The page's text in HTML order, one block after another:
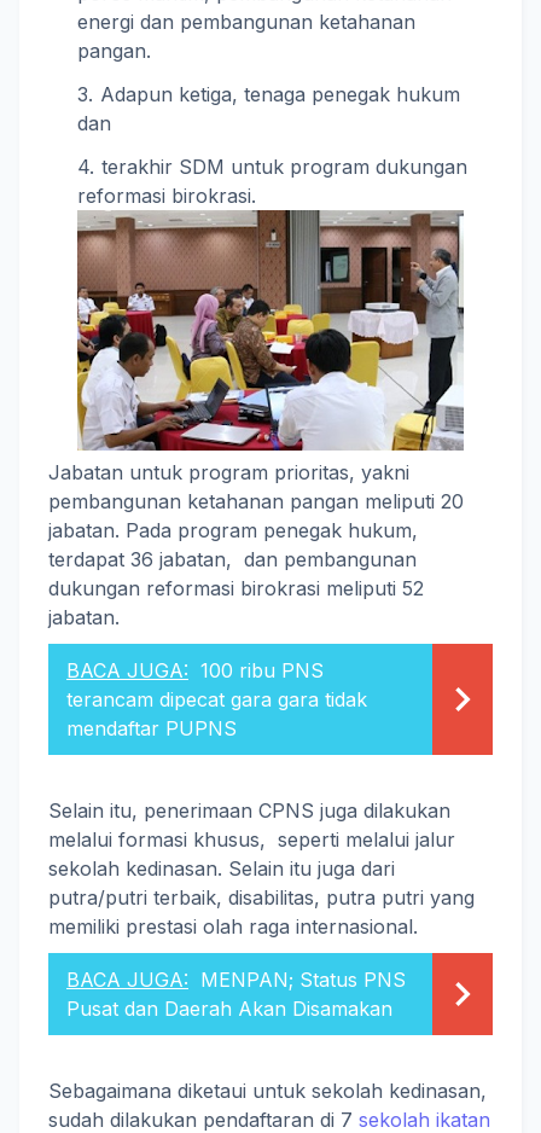
energi dan pembangunan ketahanan
pangan.
Adapun ketiga, tenaga penegak hukum
dan
terakhir SDM untuk program dukungan
reformasi birokrasi.
Jabatan untuk program prioritas, yakni
pembangunan ketahanan pangan meliputi 20
jabatan. Pada program penegak hukum,
terdapat 36 jabatan, dan pembangunan
dukungan reformasi birokrasi meliputi 52
jabatan.
BACA JUGA: 100 ribu PNS
terancam dipecat gara gara tidak
mendaftar PUPNS
Selain itu, penerimaan CPNS juga dilakukan
melalui formasi khusus, seperti melalui jalur
sekolah kedinasan. Selain itu juga dari
putra/putri terbaik, disabilitas, putra putri yang
memiliki prestasi olah raga internasional.
BACA JUGA: MENPAN; Status PNS
Pusat dan Daerah Akan Disamakan
Sebagaimana diketaui untuk sekolah kedinasan,
sudah dilakukan pendaftaran di 7 sekolah ikatan